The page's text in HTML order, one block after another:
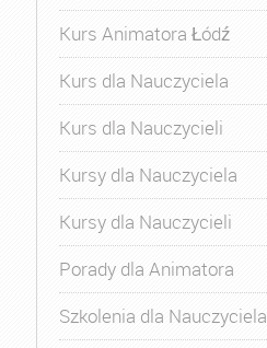
Kurs Animatora Łódź
Kurs dla Nauczyciela
Kurs dla Nauczycieli
Kursy dla Nauczyciela
Kursy dla Nauczycieli
Porady dla Animatora
Szkolenia dla Nauczyciela